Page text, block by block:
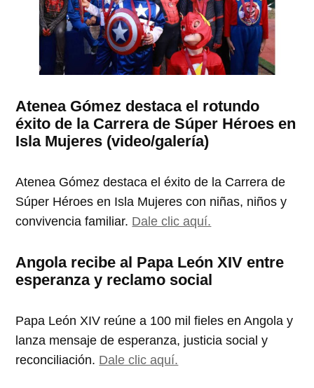
Atenea Gómez destaca el rotundo
éxito de la Carrera de Súper Héroes en
Isla Mujeres (video/galería)
Atenea Gómez destaca el éxito de la Carrera de
Súper Héroes en Isla Mujeres con niñas, niños y
convivencia familiar. Dale clic aquí.
Angola recibe al Papa León XIV entre
esperanza y reclamo social
Papa León XIV reúne a 100 mil fieles en Angola y
lanza mensaje de esperanza, justicia social y
reconciliación. Dale clic aquí.